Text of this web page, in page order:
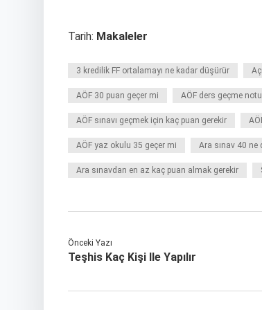
Tarih: Makaleler
3 kredilik FF ortalamayı ne kadar düşürür
AÖF 30 puan geçer mi AÖF ders geçme
AÖF sınavı geçmek için kaç puan gerekir
AÖF yaz okulu 35 geçer mi Ara sınav 40 ne
Ara sınavdan en az kaç puan almak gerekir
Önceki Yazı
Teşhis Kaç Kişi Ile Yapılır